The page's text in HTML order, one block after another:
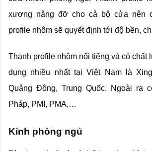
xương nâng đỡ cho cả bộ cửa nên
profile nhôm sẽ quyết định tới độ bền,
Thanh profile nhôm nổi tiếng và có
dụng nhiều nhất tại Việt Nam là
Quảng Đông, Trung Quốc. Ngoài ra
Pháp, PMI, PMA,…
Kính phòng ngủ